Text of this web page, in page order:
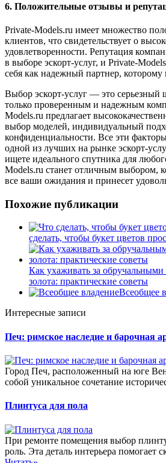
6. Положительные отзывы и
Private-Models.ru имеет множество
клиентов, что свидетельствует о
удовлетворенности. Репутация
в выборе эскорт-услуг, и Private-
себя как надежный партнер, которому
Выбор эскорт-услуг — это серьезный
только проверенным и надежным
Models.ru предлагает
выбор моделей, индивидуальный
конфиденциальности. Все эти
одной из лучших на рынке эскорт-
ищете идеального спутника для
Models.ru станет отличным выбором,
все ваши ожидания и принесет
Похожие публикации
сделать, чтобы букет цветов
Как ухаживать за обручальными
золота: практические советы
Всеобщее
Интересные записи
Печ: римское наследие и барочная
Город Печ, расположенный на юге
собой уникальное сочетание
Плинтуса для пола
При ремонте помещения выбор
роль. Эта деталь интерьера помогает